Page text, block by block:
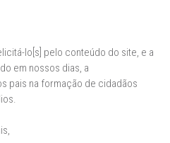
lo[s] pelo conteúdo do site, e a
em nossos dias, a
pais na formação de cidadãos